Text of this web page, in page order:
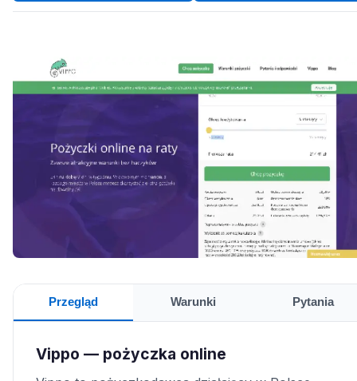
Przegląd Warunki Pytania
Vippo — pożyczka online